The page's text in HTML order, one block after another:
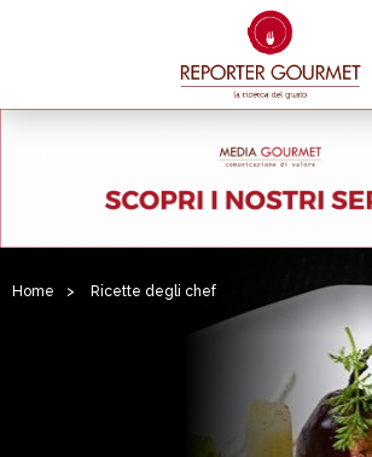
Home > Ricette degli chef